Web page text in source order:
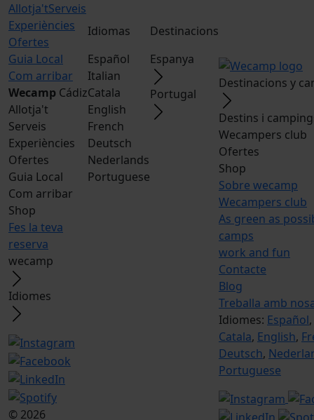
Allotja'tServeis
Experiències
Ofertes
Guia Local
Com arribar
Wecamp Cádiz
Allotja't
Serveis
Experiències
Ofertes
Guia Local
Com arribar
Shop
Fes la teva
reserva
wecamp
Idiomes
© 2026
Idiomas
Español
Italian
Catala
English
French
Deutsch
Nederlands
Portuguese
Destinacions
Espanya
Portugal
Destinacions y
Destins i
Wecampers club
Ofertes
Shop
Sobre wecamp
Wecampers club
As green as
camps
work and fun
Contacte
Blog
Treballa amb
Idiomes: Español,
Catala, English,
Deutsch,
Portuguese